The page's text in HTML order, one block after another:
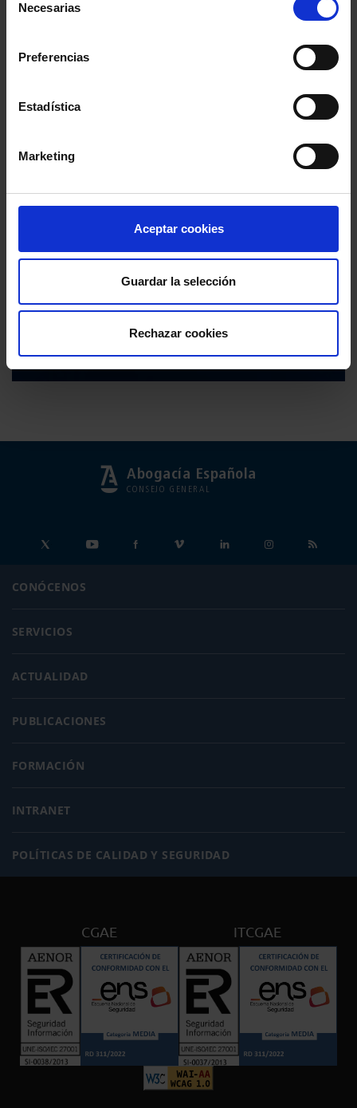
Necesarias
Preferencias
Estadística
Marketing
Aceptar cookies
Guardar la selección
Rechazar cookies
Abogacía Española
CONSEJO GENERAL
CONÓCENOS
SERVICIOS
ACTUALIDAD
PUBLICACIONES
FORMACIÓN
INTRANET
POLÍTICAS DE CALIDAD Y SEGURIDAD
CGAE ITCGAE